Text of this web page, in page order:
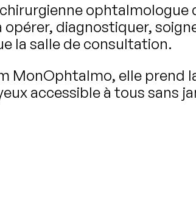
ophtalmologue
opérer, diagnostiquer,
la salle de consultation.
MonOphtalmo, elle prend
accessible à tous sans